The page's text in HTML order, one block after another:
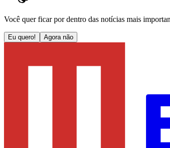
Você quer ficar por dentro das notícias mais
Eu quero! Agora não